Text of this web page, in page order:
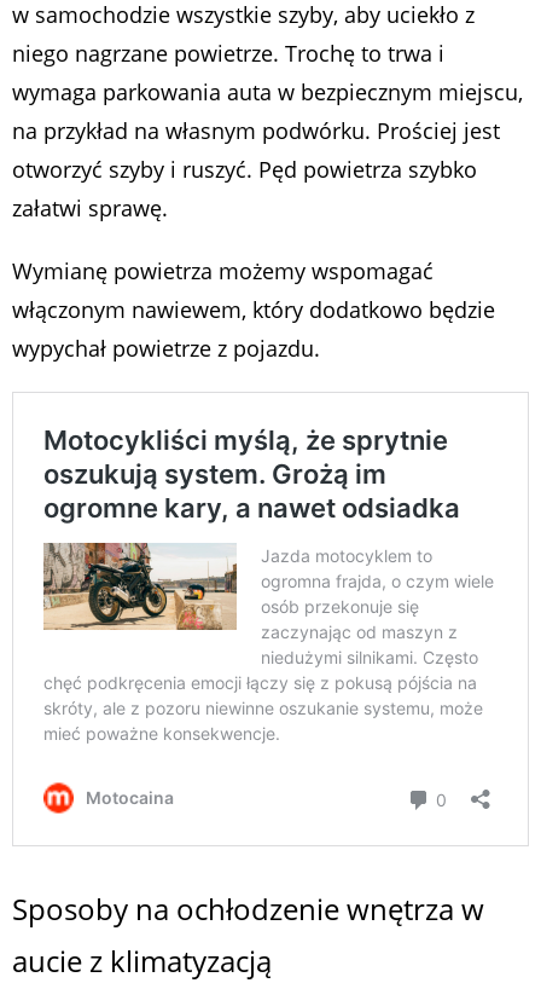
w samochodzie wszystkie szyby, aby uciekło z
niego nagrzane powietrze. Trochę to trwa i
wymaga parkowania auta w bezpiecznym miejscu,
na przykład na własnym podwórku. Prościej jest
otworzyć szyby i ruszyć. Pęd powietrza szybko
załatwi sprawę.
Wymianę powietrza możemy wspomagać
włączonym nawiewem, który dodatkowo będzie
wypychał powietrze z pojazdu.
Sposoby na ochłodzenie wnętrza w
aucie z klimatyzacją